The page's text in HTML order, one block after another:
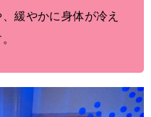
緩やかに身体が冷え